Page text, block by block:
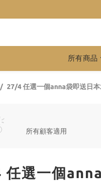
所有商品
27/4 任選一個anna袋即送日
所有顧客適用
選一個